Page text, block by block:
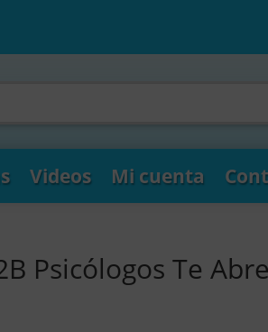
Videos Mi cuenta
Psicólogos Te